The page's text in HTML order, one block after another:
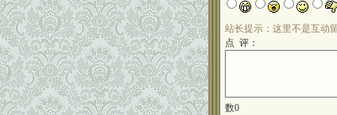
站长提示：这里不是互动
点 评：
数0